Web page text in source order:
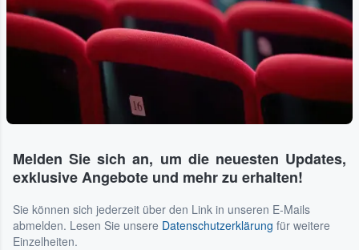
Melden Sie sich an, um die neuesten Updates,
exklusive Angebote und mehr zu erhalten!
Sie können sich jederzeit über den Link in unseren E-Mails
abmelden. Lesen Sie unsere Datenschutzerklärung für weitere
Einzelheiten.